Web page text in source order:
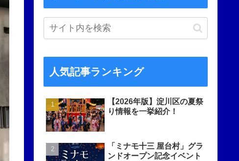
人気記事ランキング
【2026年版】淀川区の夏祭
り情報を一挙紹介！
「ミナモ十三 屋台村」グラ
ンドオープン記念イベント